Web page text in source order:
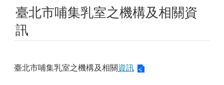
臺北市哺集乳室之機構及相關資
訊
臺北市哺集乳室之機構及相關資訊